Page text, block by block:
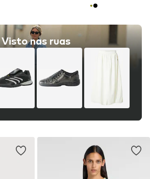
Visto nas ruas